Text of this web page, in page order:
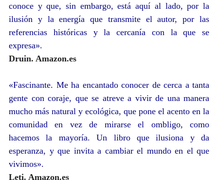
conoce y que, sin embargo, está aquí al lado, por la
ilusión y la energía que transmite el autor, por las
referencias históricas y la cercanía con la que se
expresa».
Druin. Amazon.es
«Fascinante. Me ha encantado conocer de cerca a tanta
gente con coraje, que se atreve a vivir de una manera
mucho más natural y ecológica, que pone el acento en la
comunidad en vez de mirarse el ombligo, como
hacemos la mayoría. Un libro que ilusiona y da
esperanza, y que invita a cambiar el mundo en el que
vivimos».
Leti. Amazon.es